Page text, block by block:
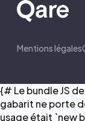
Mentions légales
{# Le bundle JS
gabarit ne porte
usage était `new